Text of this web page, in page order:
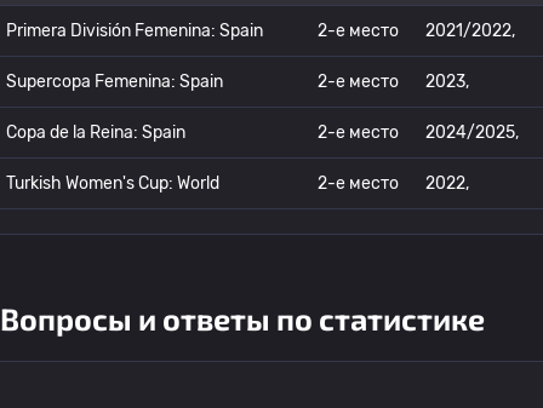
Primera División Femenina: Spain 2-е место 2021/2022,
Supercopa Femenina: Spain 2-е место 2023,
Copa de la Reina: Spain 2-е место 2024/2025,
Turkish Women's Cup: World 2-е место 2022,
Вопросы и ответы по статистике